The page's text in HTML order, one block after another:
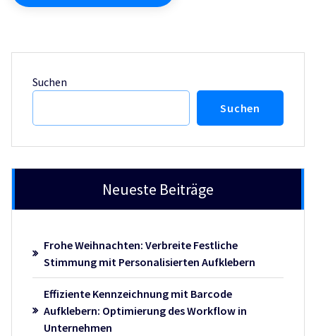
Suchen
Suchen
Neueste Beiträge
Frohe Weihnachten: Verbreite Festliche
Stimmung mit Personalisierten Aufklebern
Effiziente Kennzeichnung mit Barcode
Aufklebern: Optimierung des Workflow in
Unternehmen